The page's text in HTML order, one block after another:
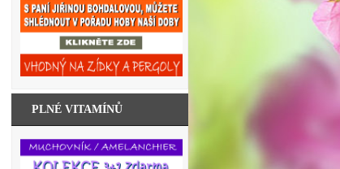
PLNÉ VITAMÍNŮ